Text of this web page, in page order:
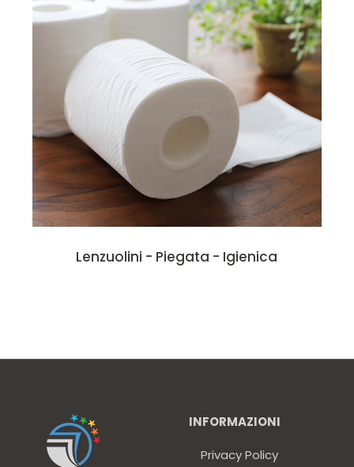
Lenzuolini - Piegata - Igienica
INFORMAZIONI
Privacy Policy